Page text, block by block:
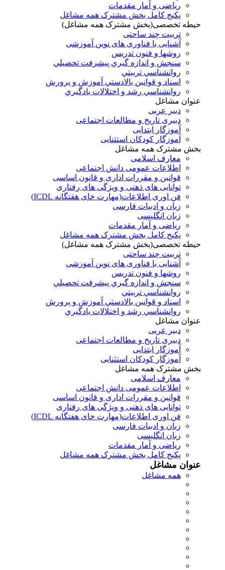
ریاضی و آمار مقدمات
پکیج کامل بخش مشترک همه مشاغل
حیطه تخصصی(بخش مشترک همه مشاغل)
تربیت چند ساحتی
آشنایی با فناوری های نوین آموزشی
روشها و فنون تدريس
سنجش و اندازه گيري پيشرفت تحصيلي
روانشناسي تربيتي
اسناد و قوانين بالادستي آموزش و پرورش
روانشناسي رشد و اختلالات يادگيري
عنوان مشاغل
دبير عربی
دبیری تاریخ و مطالعات اجتماعی
آموزگار ابتدایی
آموزگار کودکان استثنایی
بخش مشترک همه مشاغل
معارف اسلامی
اطلاعات عمومی دانش اجتماعی
قوانین و مقررات اداری و قانون اساسی
توانایی های ذهنی و ویژگی های رفتاری
فن اوری اطلاعات(مهارت خای هفتگانه ICDL)
زبان و ادبیات فارسی
زبان انگلیسی
ریاضی و آمار مقدمات
پکیج کامل بخش مشترک همه مشاغل
حیطه تخصصی(بخش مشترک همه مشاغل)
تربیت چند ساحتی
آشنایی با فناوری های نوین آموزشی
روشها و فنون تدريس
سنجش و اندازه گيري پيشرفت تحصيلي
روانشناسي تربيتي
اسناد و قوانين بالادستي آموزش و پرورش
روانشناسي رشد و اختلالات يادگيري
عنوان مشاغل
دبير عربی
دبیری تاریخ و مطالعات اجتماعی
آموزگار ابتدایی
آموزگار کودکان استثنایی
بخش مشترک همه مشاغل
معارف اسلامی
اطلاعات عمومی دانش اجتماعی
قوانین و مقررات اداری و قانون اساسی
توانایی های ذهنی و ویژگی های رفتاری
فن اوری اطلاعات(مهارت خای هفتگانه ICDL)
زبان و ادبیات فارسی
زبان انگلیسی
ریاضی و آمار مقدمات
پکیج کامل بخش مشترک همه مشاغل
عنوان مشاغل
همه مشاغل